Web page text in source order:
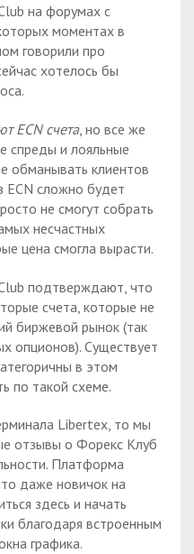
на форумах с
моментах в
говорили про
хотелось бы
ECN счета, но все же
спреды и лояльные
обманывать клиентов
ECN сложно будет
не смогут собрать
несчастных
цена смогла вырасти.
подтверждают, что
счета, которые не
биржевой рынок (так
опционов). Существует
в этом
по такой схеме.
Libertex, то мы
отзывы о Форекс Клуб
Платформа
даже новичок на
здесь и начать
благодаря встроенным
графика.